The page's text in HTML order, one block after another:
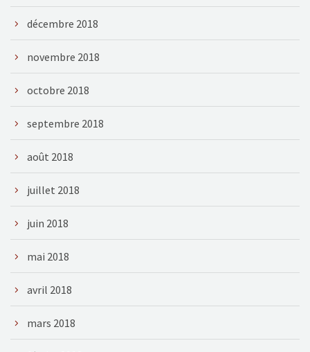
décembre 2018
novembre 2018
octobre 2018
septembre 2018
août 2018
juillet 2018
juin 2018
mai 2018
avril 2018
mars 2018